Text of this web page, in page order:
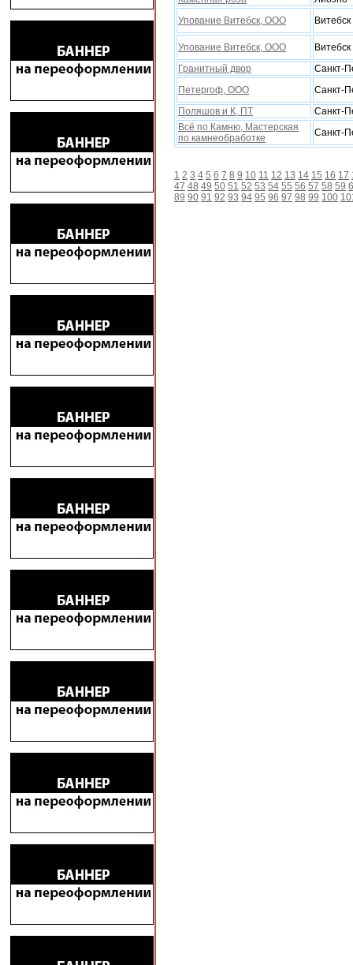
Упование Витебск, ООО
Витебск
Упование Витебск, ООО
Витебск
Гранитный двор
Санкт-
Петергоф, ООО
Санкт-
Поляшов и К, ПТ
Санкт-
Всё по Камню, Мастерская
по камнеобработке
Санкт-
1 2 3 4 5 6 7 8 9 10 11 12 13 14 15 16 17
47 48 49 50 51 52 53 54 55 56 57 58 59
89 90 91 92 93 94 95 96 97 98 99 100